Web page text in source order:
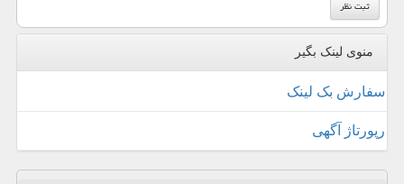
منوی لینک بگیر
سفارش بک لینک
رپورتاژ آگهی